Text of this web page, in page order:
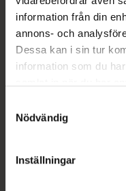
information från din
annons- och
Dessa kan i sin tur
information som du
återkalla ditt samtycke
cookieinställningar.
lagligheten av
Nödvändig
Inställningar
Läs alltid
användning.
EAN:
Kronans Apotek finns